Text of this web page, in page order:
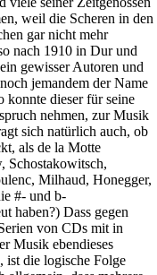
weil die Scheren in den
gar nicht mehr
nach 1910 in Dur und
gewisser Autoren und
jemandem der Name
konnte dieser für seine
nehmen, zur Musik
sich natürlich auch, ob
als de la Motte
Schostakowitsch,
Milhaud, Honegger,
#- und b-
haben?) Dass gegen
von CDs mit in
Musik ebendieses
ist die logische Folge